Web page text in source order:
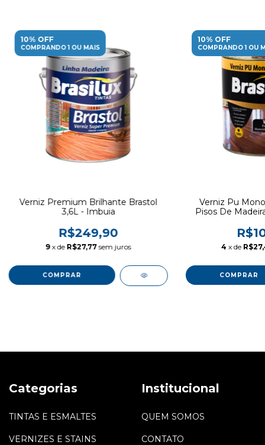
10% OFF
COMPRANDO 1 OU MAIS
Verniz Premium Brilhante Brastol
3,6L - Imbuia
R$249,90
9 x de R$27,77 sem juros
10% OFF
COMPRANDO 1 OU
Verniz Pu
Pisos De
4 x de
Categorias
TINTAS E ESMALTES
VERNIZES E STAINS
Institucional
QUEM SOMOS
CONTATO